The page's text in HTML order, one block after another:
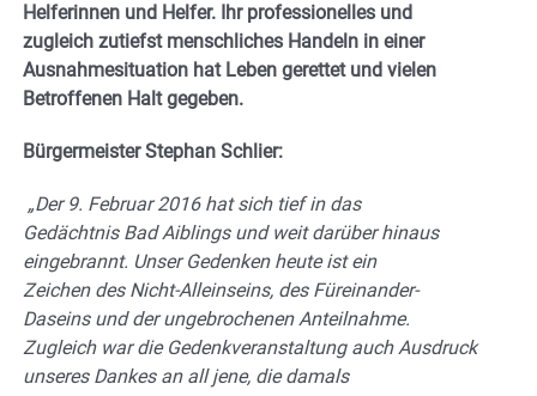
Helferinnen und Helfer. Ihr professionelles und
zugleich zutiefst menschliches Handeln in einer
Ausnahmesituation hat Leben gerettet und vielen
Betroffenen Halt gegeben.
Bürgermeister Stephan Schlier:
„Der 9. Februar 2016 hat sich tief in das
Gedächtnis Bad Aiblings und weit darüber hinaus
eingebrannt. Unser Gedenken heute ist ein
Zeichen des Nicht-Alleinseins, des Füreinander-
Daseins und der ungebrochenen Anteilnahme.
Zugleich war die Gedenkveranstaltung auch Ausdruck
unseres Dankes an all jene, die damals